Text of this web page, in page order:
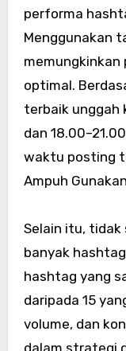
performa
Menggunakan
optimal.
terbaik unggah
dan
waktu posting
Ampuh
Selain itu,
banyak
hashtag yang
daripada 15
volume, dan